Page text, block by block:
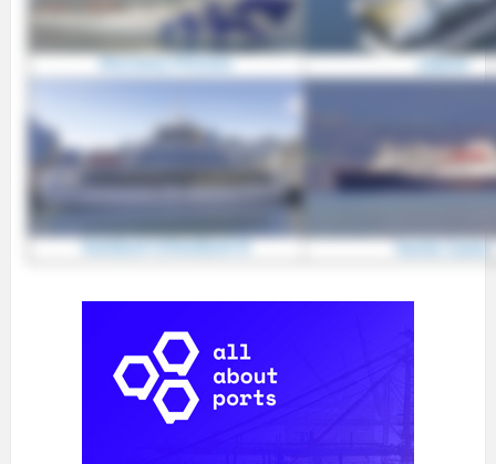
Discovery Princess Lafjord
Oslofjord II/Oslofjord III Havila Castor